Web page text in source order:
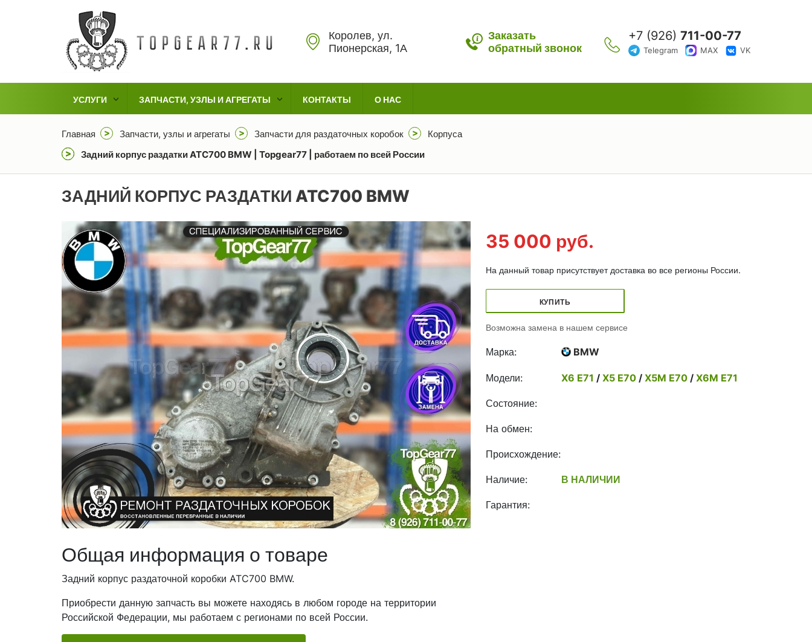
Королев, ул.
Пионерская, 1А
Заказать
обратный звонок
+7 (926) 711-00-77
Telegram MAX VK
УСЛУГИ ЗАПЧАСТИ, УЗЛЫ И АГРЕГАТЫ КОНТАКТЫ О НАС
Главная Запчасти, узлы и агрегаты Запчасти для раздаточных коробок
Корпуса
Задний корпус раздатки ATC700 BMW | Topgear77 | работаем по всей России
ЗАДНИЙ КОРПУС РАЗДАТКИ ATC700 BMW
35 000 руб.
На данный товар присутствует доставка во все регионы России.
КУПИТЬ
Возможна замена в нашем сервисе
Марка: BMW
Модели: X6 E71 / X5 E70 / X5M E70 / X6M E71
Состояние:
На обмен:
Происхождение:
Наличие: В НАЛИЧИИ
Гарантия:
Общая информация о товаре
Задний корпус раздаточной коробки ATC700 BMW.
Приобрести данную запчасть вы можете находясь в любом городе на территории
Российской Федерации, мы работаем с регионами по всей России.